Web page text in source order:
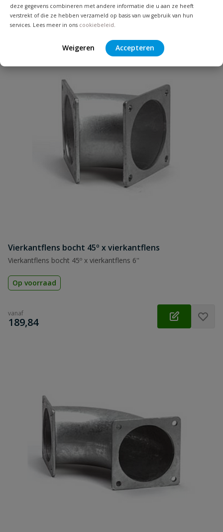
deze gegevens combineren met andere informatie die u aan ze heeft
verstrekt of die ze hebben verzameld op basis van uw gebruik van hun
services. Lees meer in ons cookiebeleid
Weigeren Accepteren
vanaf
€131,74
Vierkantflens bocht 45º x vierkantflens
Vierkantflens bocht 45º x vierkantflens 6''
Op voorraad
vanaf
€
189,84